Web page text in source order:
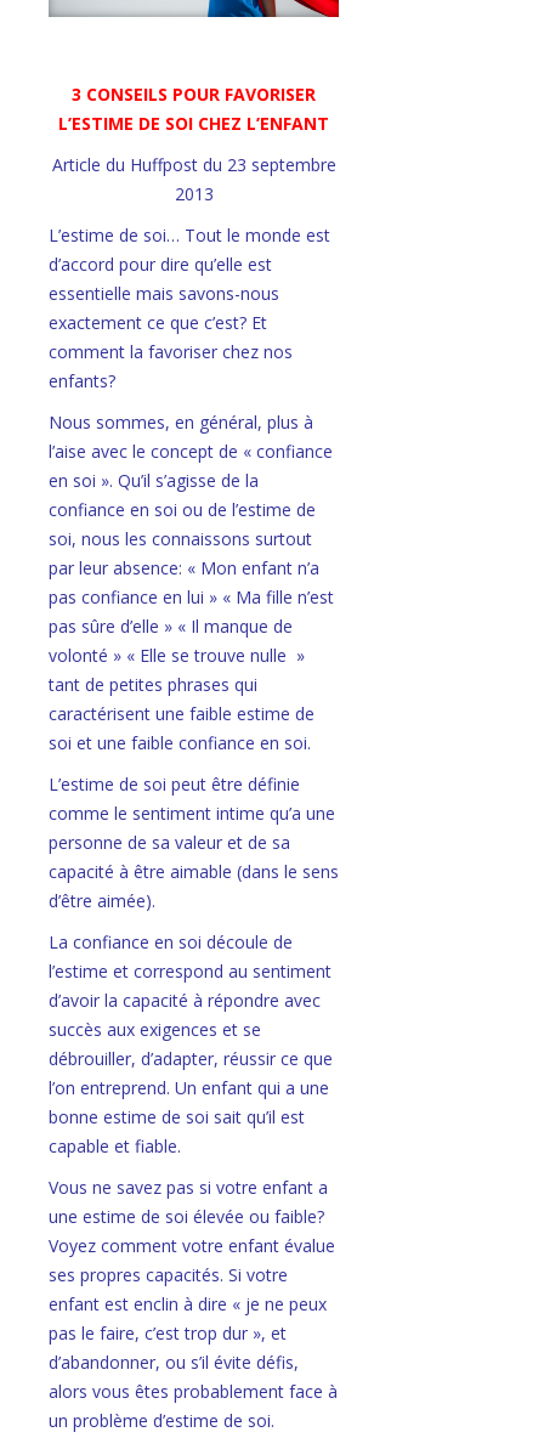
3 CONSEILS POUR FAVORISER
L’ESTIME DE SOI CHEZ L’ENFANT
Article du Huffpost du 23 septembre
2013
L’estime de soi… Tout le monde est
d’accord pour dire qu’elle est
essentielle mais savons-nous
exactement ce que c’est? Et
comment la favoriser chez nos
enfants?
Nous sommes, en général, plus à
l’aise avec le concept de « confiance
en soi ». Qu’il s’agisse de la
confiance en soi ou de l’estime de
soi, nous les connaissons surtout
par leur absence: « Mon enfant n’a
pas confiance en lui » « Ma fille n’est
pas sûre d’elle » « Il manque de
volonté » « Elle se trouve nulle »
tant de petites phrases qui
caractérisent une faible estime de
soi et une faible confiance en soi.
L’estime de soi peut être définie
comme le sentiment intime qu’a une
personne de sa valeur et de sa
capacité à être aimable (dans le sens
d’être aimée).
La confiance en soi découle de
l’estime et correspond au sentiment
d’avoir la capacité à répondre avec
succès aux exigences et se
débrouiller, d’adapter, réussir ce que
l’on entreprend. Un enfant qui a une
bonne estime de soi sait qu’il est
capable et fiable.
Vous ne savez pas si votre enfant a
une estime de soi élevée ou faible?
Voyez comment votre enfant évalue
ses propres capacités. Si votre
enfant est enclin à dire « je ne peux
pas le faire, c’est trop dur », et
d’abandonner, ou s’il évite défis,
alors vous êtes probablement face à
un problème d’estime de soi.